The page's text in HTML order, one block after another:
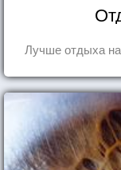
Лучше отдыха